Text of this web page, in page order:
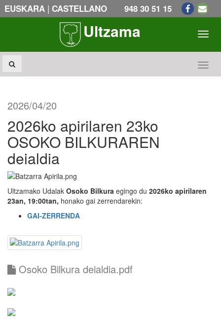
EUSKARA | CASTELLANO 948 30 51 15
Ultzama
2026/04/20
2026ko apirilaren 23ko
OSOKO BILKURAREN
deialdia
Ultzamako Udalak Osoko Bilkura egingo du 2026ko apirilaren
23an, 19:00tan, honako gai zerrendarekin:
GAI-ZERRENDA
Osoko Bilkura deialdia.pdf